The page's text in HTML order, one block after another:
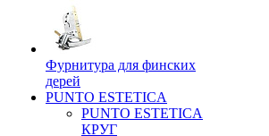
Фурнитура для финских
дерей
PUNTO ESTETICA
PUNTO ESTETICA
КРУГ